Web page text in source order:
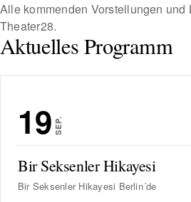
Alle kommenden Vorstellungen und
Theater28.
Aktuelles Programm
19 SEP.
Bir Seksenler Hikayesi
Bir Seksenler Hikayesi Berlin´de